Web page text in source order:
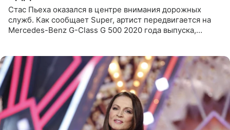
Стас Пьеха оказался в центре внимания дорожных
служб. Как сообщает Super, артист передвигается на
Mercedes-Benz G-Class G 500 2020 года выпуска,